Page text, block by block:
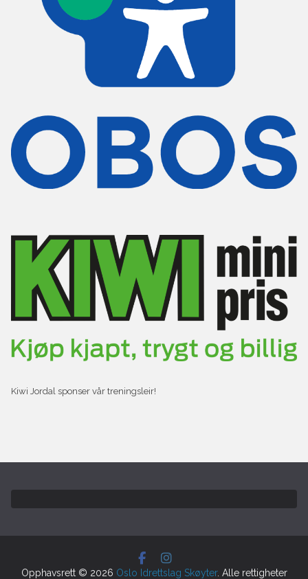
Kiwi Jordal sponser vår treningsleir!
Opphavsrett © 2026 Oslo Idrettslag Skøyter. Alle rettigheter